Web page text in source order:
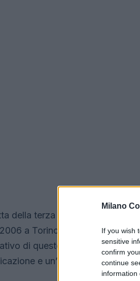
Milano
If you wish
sensitive
confirm
continue
information
della terza edizione invernale
a Torino, e della quarta in
di queste Olimpiadi è la
e un’organizzazione